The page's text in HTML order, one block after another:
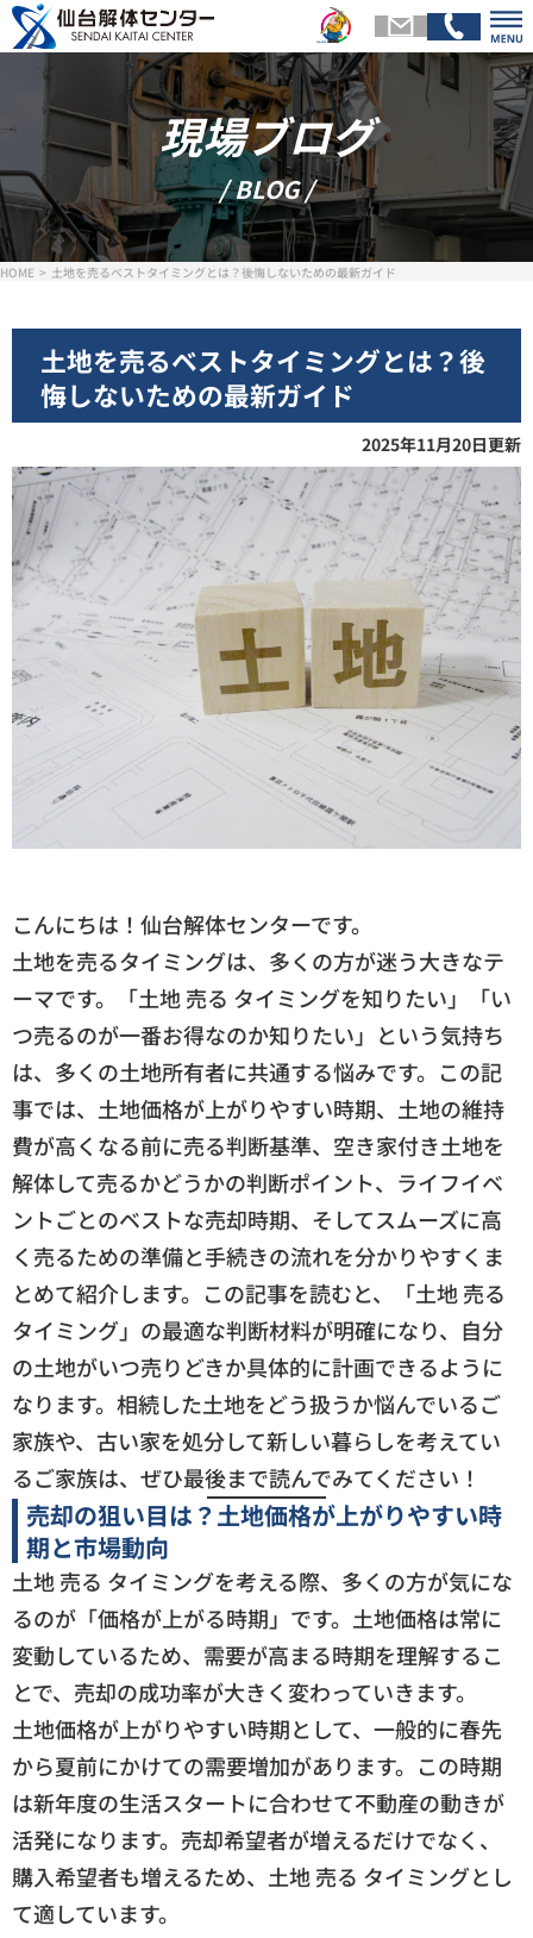
トップページ 会社
解体メニュー
スタッフ紹介 施工
お客様の声
お問い合わせ
現場ブログ
/ BLOG /
HOME 土地を売るベストタイミングとは？後悔しないための最新ガイド
土地を売るベストタイミングとは？後
悔しないための最新ガイド
2025年11月20日更新
こんにちは！仙台解体センターです。
土地を売るタイミングは、多くの方が迷う大きなテ
ーマです。「土地 売る タイミングを知りたい」「い
つ売るのが一番お得なのか知りたい」という気持ち
は、多くの土地所有者に共通する悩みです。この記
事では、土地価格が上がりやすい時期、土地の維持
費が高くなる前に売る判断基準、空き家付き土地を
解体して売るかどうかの判断ポイント、ライフイベ
ントごとのベストな売却時期、そしてスムーズに高
く売るための準備と手続きの流れを分かりやすくま
とめて紹介します。この記事を読むと、「土地 売る
タイミング」の最適な判断材料が明確になり、自分
の土地がいつ売りどきか具体的に計画できるように
なります。相続した土地をどう扱うか悩んでいるご
家族や、古い家を処分して新しい暮らしを考えてい
るご家族は、ぜひ最後まで読んでみてください！
売却の狙い目は？土地価格が上がりやすい時
期と市場動向
土地 売る タイミングを考える際、多くの方が気にな
るのが「価格が上がる時期」です。土地価格は常に
変動しているため、需要が高まる時期を理解するこ
とで、売却の成功率が大きく変わっていきます。
土地価格が上がりやすい時期として、一般的に春先
から夏前にかけての需要増加があります。この時期
は新年度の生活スタートに合わせて不動産の動きが
活発になります。売却希望者が増えるだけでなく、
購入希望者も増えるため、土地 売る タイミングとし
て適しています。